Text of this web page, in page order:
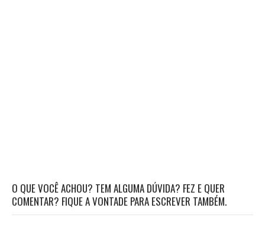
O QUE VOCÊ ACHOU? TEM ALGUMA DÚVIDA? FEZ E QUER
COMENTAR? FIQUE A VONTADE PARA ESCREVER TAMBÉM.